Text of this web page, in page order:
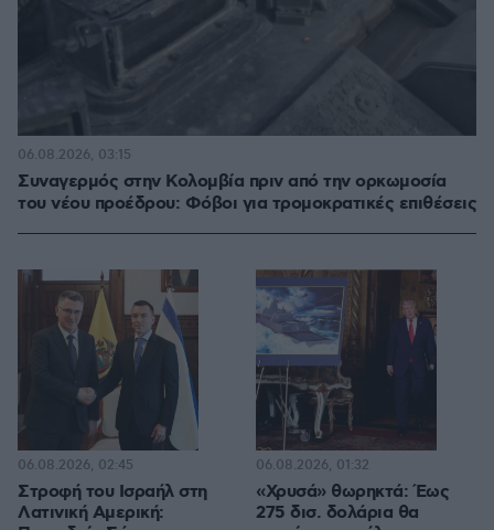
Συναγερμός στην Κολομβία πριν από την ορκωμοσία
του νέου προέδρου: Φόβοι για τρομοκρατικές επιθέσεις
06.08.2026, 03:15
Στροφή του Ισραήλ στη
Λατινική Αμερική:
06.08.2026, 02:45
«Χρυσά» θωρηκτά: Έως
275 δισ. δολάρια θα
06.08.2026, 01:32